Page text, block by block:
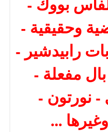
وحقيقية -
رابيدشير -
مفعلة -
نورتون -